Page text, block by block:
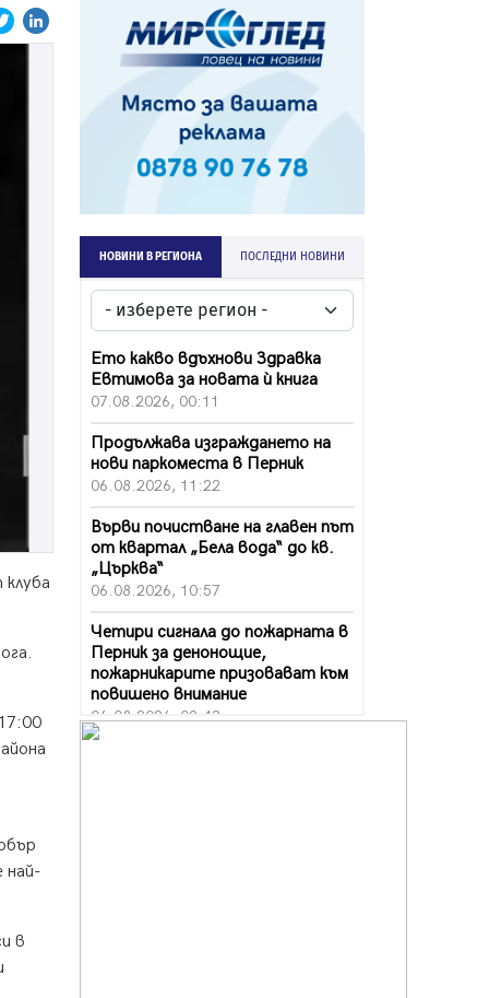
най-
в
НОВИНИ В РЕГИОНА ПОСЛЕДНИ НОВИНИ
Ето какво вдъхнови Здравка
Евтимова за новата ѝ книга
07.08.2026, 00:11
Продължава изграждането на
нови паркоместа в Перник
06.08.2026, 11:22
Върви почистване на главен път
от квартал „Бела вода“ до кв.
„Църква“
06.08.2026, 10:57
Четири сигнала до пожарната в
Перник за денонощие,
пожарникарите призовават към
повишено внимание
06.08.2026, 09:43